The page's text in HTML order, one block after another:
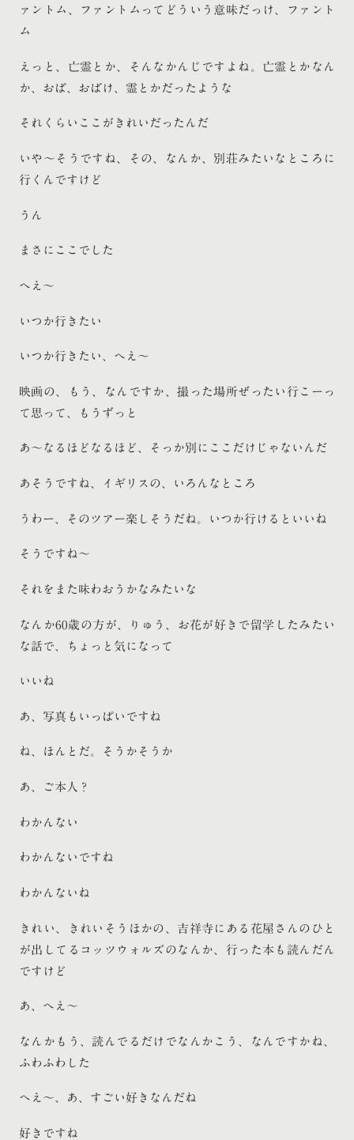
ァントム、ファントムってどういう意味だっけ、ファント
ム
えっと、亡霊とか、そんなかんじですよね。亡霊とかなん
か、おば、おばけ、霊とかだったような
それくらいここがきれいだったんだ
いや〜そうですね、その、なんか、別荘みたいなところに
行くんですけど
うん
まさにここでした
へえ〜
いつか行きたい
いつか行きたい、へえ〜
映画の、もう、なんですか、撮った場所ぜったい行こーっ
て思って、もうずっと
あ〜なるほどなるほど、そっか別にここだけじゃないんだ
あそうですね、イギリスの、いろんなところ
うわー、そのツアー楽しそうだね。いつか行けるといいね
そうですね〜
それをまた味わおうかなみたいな
なんか60歳の方が、りゅう、お花が好きで留学したみたい
な話で、ちょっと気になって
いいね
あ、写真もいっぱいですね
ね、ほんとだ。そうかそうか
あ、ご本人？
わかんない
わかんないですね
わかんないね
きれい、きれいそうほかの、吉祥寺にある花屋さんのひと
が出してるコッツウォルズのなんか、行った本も読んだん
ですけど
あ、へえ〜
なんかもう、読んでるだけでなんかこう、なんですかね、
ふわふわした
へえ〜、あ、すごい好きなんだね
好きですね